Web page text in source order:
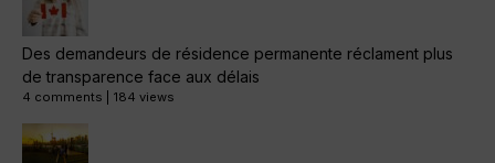
Des demandeurs de résidence permanente réclament plus
de transparence face aux délais
4 comments 184 views